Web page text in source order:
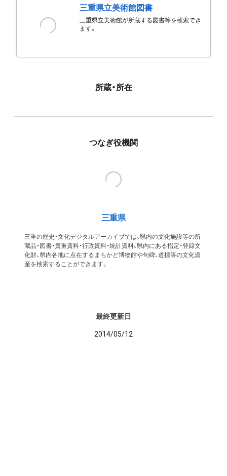
三重県立美術館図書
三重県立美術館が所蔵する図書等を検索でき
ます。
所蔵・所在
つなぎ役機関
三重県
三重の歴史・文化デジタルアーカイブでは、県内の文化施設等の所
蔵品・図書・貴重資料・行政資料・統計資料、県内にある指定・登録文
化財、県内各地に点在するまちかど博物館や句碑、道標等の文化資
産を検索することができます。
最終更新日
2014/05/12